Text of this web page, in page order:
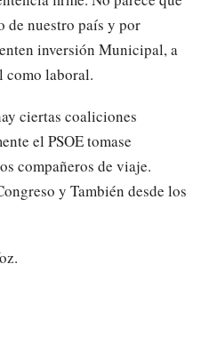
de nuestro país y por
inversión Municipal, a
como laboral.
ciertas coaliciones
el PSOE tomase
compañeros de viaje.
y También desde los